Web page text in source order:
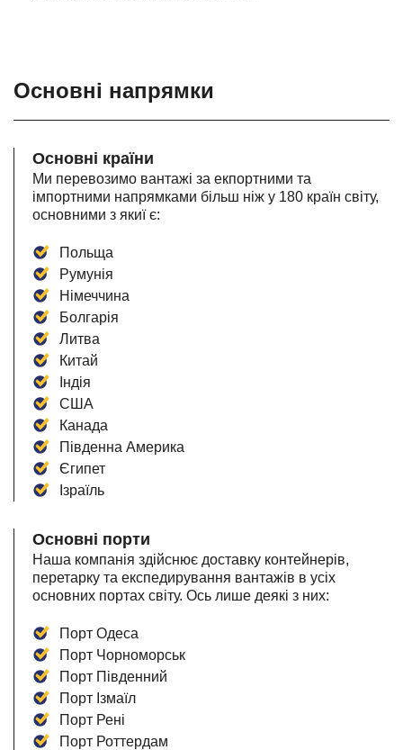
Основні напрямки
Основні країни
Ми перевозимо вантажі за екпортними та
імпортними напрямками більш ніж у 180 країн світу,
основними з якиї є:
Польща
Румунія
Німеччина
Болгарія
Литва
Китай
Індія
США
Канада
Південна Америка
Єгипет
Ізраїль
Основні порти
Наша компанія здійснює доставку контейнерів,
перетарку та експедирування вантажів в усіх
основних портах світу. Ось лише деякі з них:
Порт Одеса
Порт Чорноморськ
Порт Південний
Порт Ізмаїл
Порт Рені
Порт Роттердам